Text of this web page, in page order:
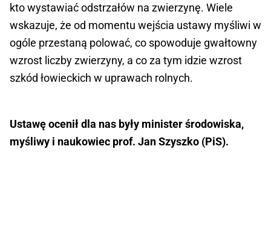
kto wystawiać odstrzałów na zwierzynę. Wiele
wskazuje, że od momentu wejścia ustawy myśliwi w
ogóle przestaną polować, co spowoduje gwałtowny
wzrost liczby zwierzyny, a co za tym idzie wzrost
szkód łowieckich w uprawach rolnych.
Ustawę ocenił dla nas były minister środowiska,
myśliwy i naukowiec prof. Jan Szyszko (PiS).